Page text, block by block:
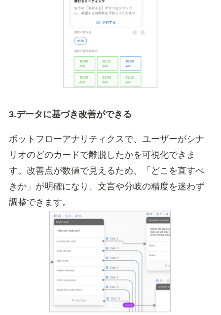
3.データに基づき改善ができる
ボットフローアナリティクスで、ユーザーがシナ
リオのどのカードで離脱したかを可視化できま
す。改善点が数値で見えるため、「どこを直すべ
きか」が明確になり、文言や分岐の精度を迷わず
調整できます。